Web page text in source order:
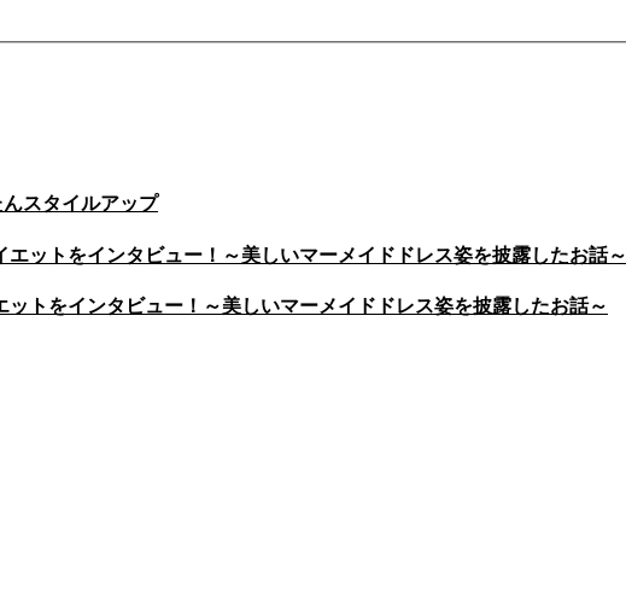
スタイルアップ
ットをインタビュー！～美しいマーメイドドレス姿を披露したお話～
トをインタビュー！～美しいマーメイドドレス姿を披露したお話～